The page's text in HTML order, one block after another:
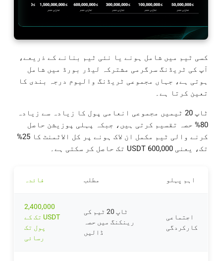
کسی ٹیم میں شامل ہونے یا نئی ٹیم بنانے کے ذریعے،
آپ کی ٹریڈنگ سرگرمی مشترکہ لیڈر بورڈ میں شامل
ہوتی ہے، جہاں مجموعی ٹریڈنگ والیوم درجہ بندی کا
تعین کرتا ہے۔
ٹاپ 20 ٹیمیں مجموعی انعامی پول کا زیادہ سے زیادہ
80% حصہ تقسیم کرتی ہیں، جبکہ پہلی پوزیشن حاصل
کرنے والی ٹیم مکمل ان لاک ہونے پر کل الاٹمنٹ کا 25%
تک، یعنی 600,000 USDT تک حاصل کر سکتی ہے۔
اہم پہلو مطلب فائدہ
اجتماعی
کارکردگی
ٹاپ 20 ٹیم کی
رینکنگ میں حصہ
ڈالیں
2,400,000
USDT تک کے
پول تک
رسائی